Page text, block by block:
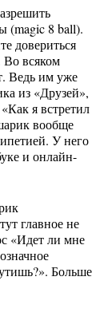
(magic 8 ball).
довериться
Во всяком
Ведь им уже
из «Друзей»,
я встретил
вообще
У него
и онлайн-
главное не
«Идет ли мне
Больше